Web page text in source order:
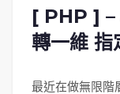
[ PHP ]
轉一維
最近在做無限階